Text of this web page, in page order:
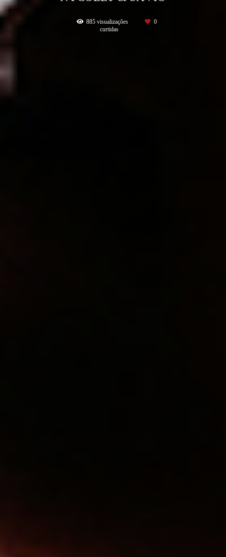
885 visualizações
0
curtidas